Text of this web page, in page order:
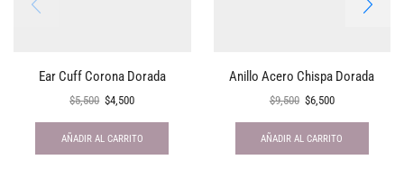
Ear Cuff Corona Dorada
$5,500 $4,500
AÑADIR AL CARRITO
Anillo Acero Chispa Dorada
$9,500 $6,500
AÑADIR AL CARRITO